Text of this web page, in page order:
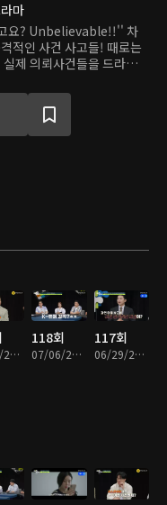
마
고요? Unbelievable!!'' 차
적인 사건 사고들! 때로는
제 의뢰사건들을 드라마타
방방곡곡을 누비는 국민
제 탐정 업무와 숨은 영업
07/13/2026 • 1시간 57분
118회
07/06/2026 • 1시간 50분
117회
06/29/2026 • 1시간 50분